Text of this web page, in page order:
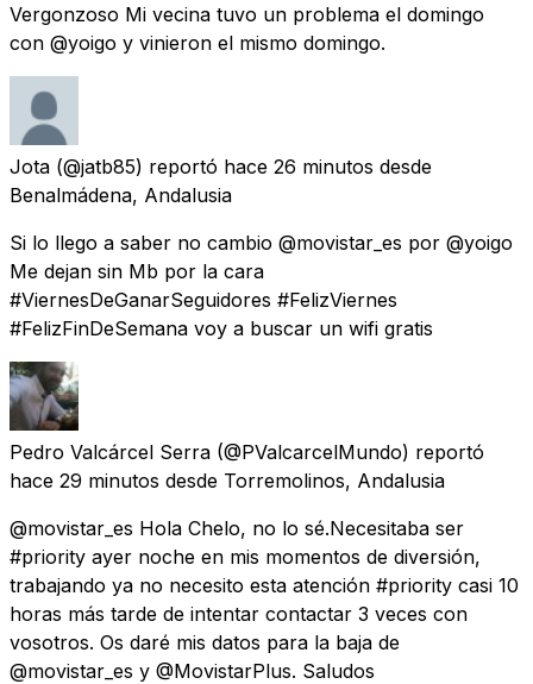
Vergonzoso Mi vecina tuvo un problema el domingo
con @yoigo y vinieron el mismo domingo.
Jota (@jatb85) reportó hace 26 minutos desde
Benalmádena, Andalusia
Si lo llego a saber no cambio @movistar_es por @yoigo
Me dejan sin Mb por la cara
#ViernesDeGanarSeguidores #FelizViernes
#FelizFinDeSemana voy a buscar un wifi gratis
Pedro Valcárcel Serra (@PValcarcelMundo) reportó
hace 29 minutos desde Torremolinos, Andalusia
@movistar_es Hola Chelo, no lo sé.Necesitaba ser
#priority ayer noche en mis momentos de diversión,
trabajando ya no necesito esta atención #priority casi 10
horas más tarde de intentar contactar 3 veces con
vosotros. Os daré mis datos para la baja de
@movistar_es y @MovistarPlus. Saludos